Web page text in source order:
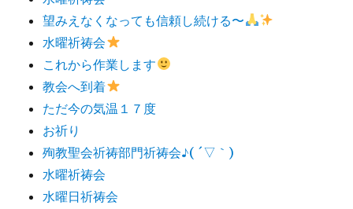
望みえなくなっても信頼し続ける〜
水曜祈祷会
これから作業します
教会へ到着
ただ今の気温１７度
お祈り
殉教聖会祈祷部門祈祷会♪( ´▽｀)
水曜祈祷会
水曜日祈祷会